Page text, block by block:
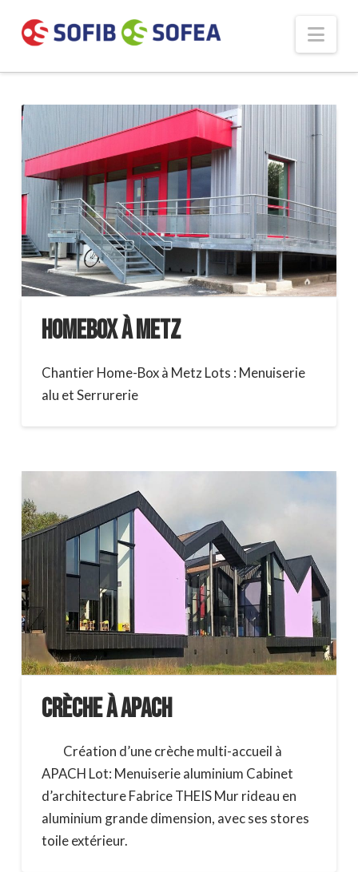
Homebox à Metz
Chantier Home-Box à Metz Lots : Menuiserie
alu et Serrurerie
Crèche à Apach
Création d’une crèche multi-accueil à
APACH Lot: Menuiserie aluminium Cabinet
d’architecture Fabrice THEIS Mur rideau en
aluminium grande dimension, avec ses stores
toile extérieur.